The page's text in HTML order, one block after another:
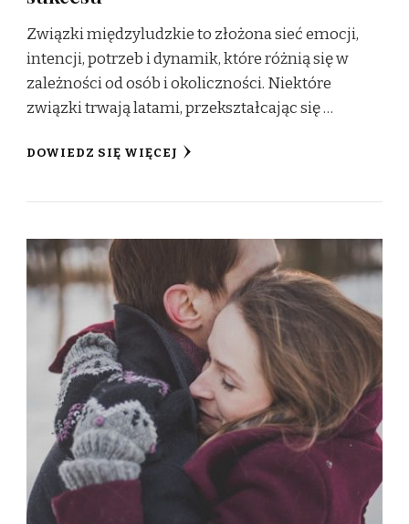
Związki międzyludzkie to złożona sieć emocji,
intencji, potrzeb i dynamik, które różnią się w
zależności od osób i okoliczności. Niektóre
związki trwają latami, przekształcając się …
DOWIEDZ SIĘ WIĘCEJ